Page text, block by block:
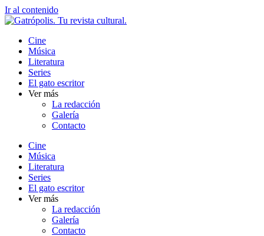
Ir al contenido
Cine
Música
Literatura
Series
El gato escritor
Ver más
La redacción
Galería
Contacto
Cine
Música
Literatura
Series
El gato escritor
Ver más
La redacción
Galería
Contacto